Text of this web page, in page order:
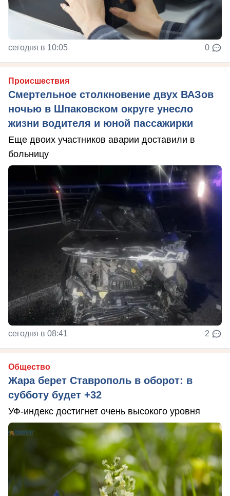
сегодня в 10:05 0
Происшествия
Смертельное столкновение двух ВАЗов
ночью в Шпаковском округе унесло
жизни водителя и юной пассажирки
Еще двоих участников аварии доставили в
больницу
сегодня в 08:41 2
Общество
Жара берет Ставрополь в оборот: в
субботу будет +32
УФ-индекс достигнет очень высокого уровня